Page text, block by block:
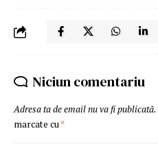
Niciun comentariu
Adresa ta de email nu va fi publicată.
marcate cu*